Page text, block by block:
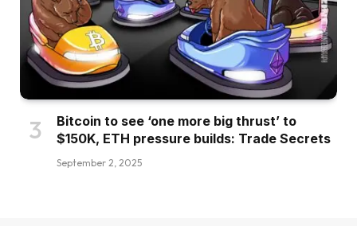
Bitcoin to see ‘one more big thrust’ to
$150K, ETH pressure builds: Trade Secrets
September 2, 2025